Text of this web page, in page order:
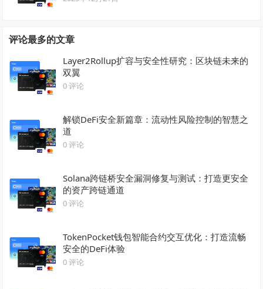
评论最多的文章
Layer2Rollup扩容与安全性研究：区块链未来的
双翼
0 评论
解锁DeFi安全新篇章：流动性风险控制的智慧之
道
0 评论
Solana跨链桥安全漏洞修复与测试：打造更安全
的资产跨链通道
0 评论
TokenPocket钱包智能合约交互优化：打造流畅
安全的DeFi体验
0 评论